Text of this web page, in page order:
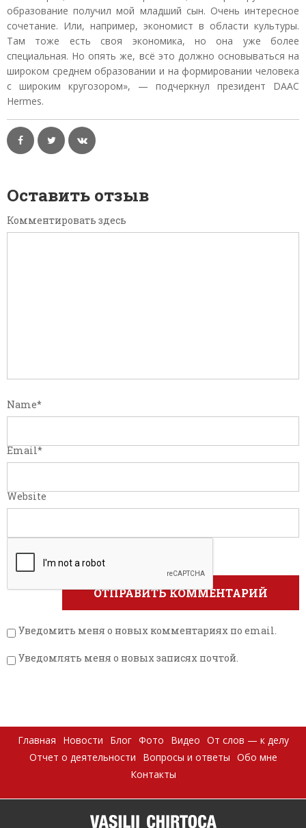
образование получил мой младший сын. Очень интересное
сочетание. Или, например, экономист в области культуры.
Там тоже есть своя экономика, но она уже более
специальная. Но опять же, всё это должно основываться на
широком среднем образовании и на формировании человека
с широким кругозором», — подчеркнул президент DAAC
Hermes.
Оставить отзыв
Комментировать здесь
Name*
Email*
Website
Уведомить меня о новых комментариях по email.
Уведомлять меня о новых записях почтой.
Главная Новости Блог Фото Видео От слов — к делу
Отчет о деятельности
Вопросы и ответы Обо мне
Контакты